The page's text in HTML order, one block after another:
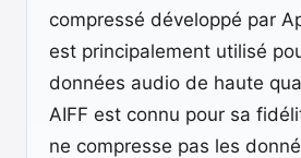
compressé développé par
est principalement utilisé
données audio de haute
AIFF est connu pour sa
ne compresse pas les